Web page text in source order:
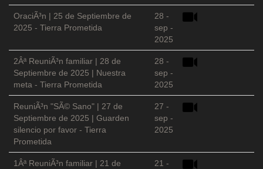
OraciÃ³n | 25 de Septiembre de
2025 - Tierra Prometida
28 -
sep -
2025
2Âª ReuniÃ³n familiar | 28 de
Septiembre de 2025 | Nuestra
meta - Tierra Prometida
28 -
sep -
2025
ReuniÃ³n "SÃ© Sano" | 27 de
Septiembre de 2025 | Guarden
silencio por favor - Tierra
Prometida
27 -
sep -
2025
1Âª ReuniÃ³n familiar | 21 de
21 -